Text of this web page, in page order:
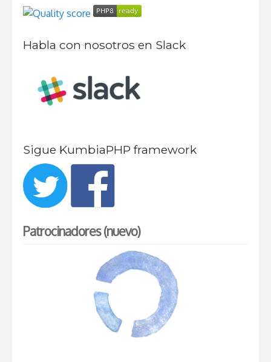
Habla con nosotros en Slack
Sigue KumbiaPHP framework
Patrocinadores (nuevo)